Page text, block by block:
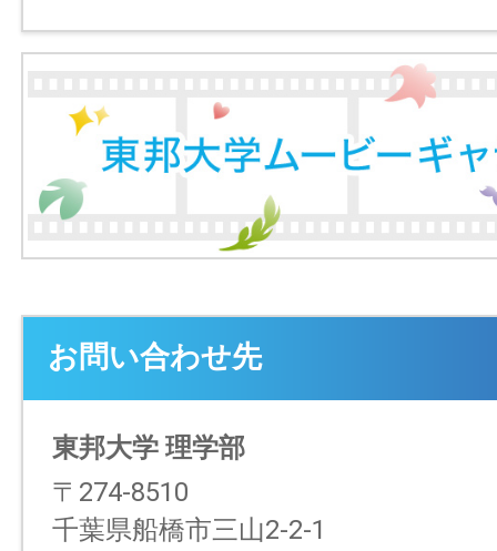
お問い合わせ先
東邦大学 理学部
〒274-8510
千葉県船橋市三山2-2-1